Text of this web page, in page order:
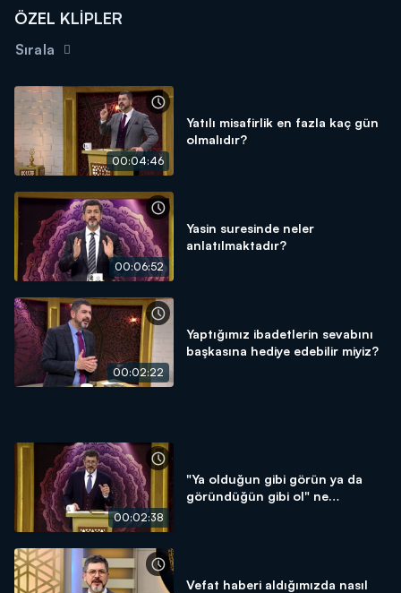
ÖZEL KLİPLER
Sırala
00:04:46
Yatılı misafirlik en fazla kaç gün
olmalıdır?
00:06:52
Yasin suresinde neler
anlatılmaktadır?
00:02:22
Yaptığımız ibadetlerin sevabını
başkasına hediye edebilir miyiz?
00:02:38
"Ya olduğun gibi görün ya da
göründüğün gibi ol" ne
Vefat haberi aldığımızda nasıl